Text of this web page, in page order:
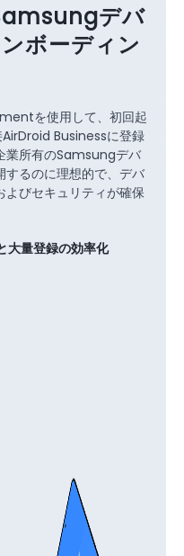
デバ
ボーディン
を使用して、初回起
Businessに登録
業所有のSamsungデバ
するのに理想的で、デバ
よびセキュリティが確保
大量登録の効率化